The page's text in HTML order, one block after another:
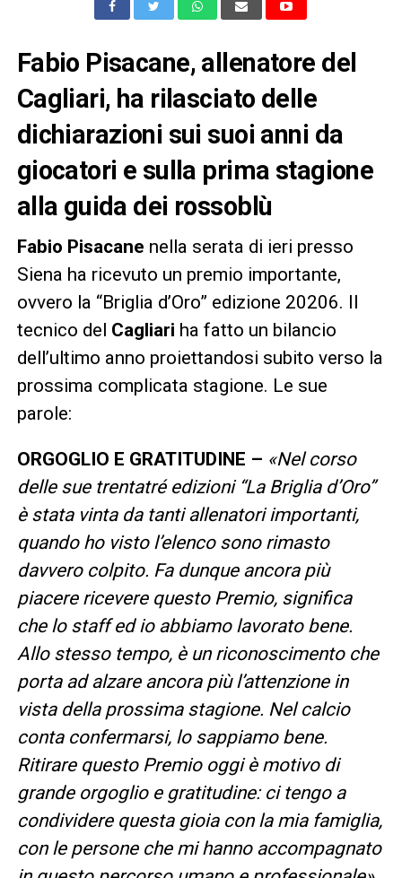
Fabio Pisacane, allenatore del
Cagliari, ha rilasciato delle
dichiarazioni sui suoi anni da
giocatori e sulla prima stagione
alla guida dei rossoblù
Fabio Pisacane nella serata di ieri presso
Siena ha ricevuto un premio importante,
ovvero la “Briglia d’Oro” edizione 20206. Il
tecnico del Cagliari ha fatto un bilancio
dell’ultimo anno proiettandosi subito verso la
prossima complicata stagione. Le sue
parole:
ORGOGLIO E GRATITUDINE – «Nel corso
delle sue trentatré edizioni “La Briglia d’Oro”
è stata vinta da tanti allenatori importanti,
quando ho visto l’elenco sono rimasto
davvero colpito. Fa dunque ancora più
piacere ricevere questo Premio, significa
che lo staff ed io abbiamo lavorato bene.
Allo stesso tempo, è un riconoscimento che
porta ad alzare ancora più l’attenzione in
vista della prossima stagione. Nel calcio
conta confermarsi, lo sappiamo bene.
Ritirare questo Premio oggi è motivo di
grande orgoglio e gratitudine: ci tengo a
condividere questa gioia con la mia famiglia,
con le persone che mi hanno accompagnato